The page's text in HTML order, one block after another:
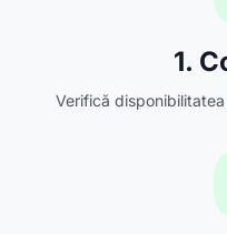
1.
Verifică